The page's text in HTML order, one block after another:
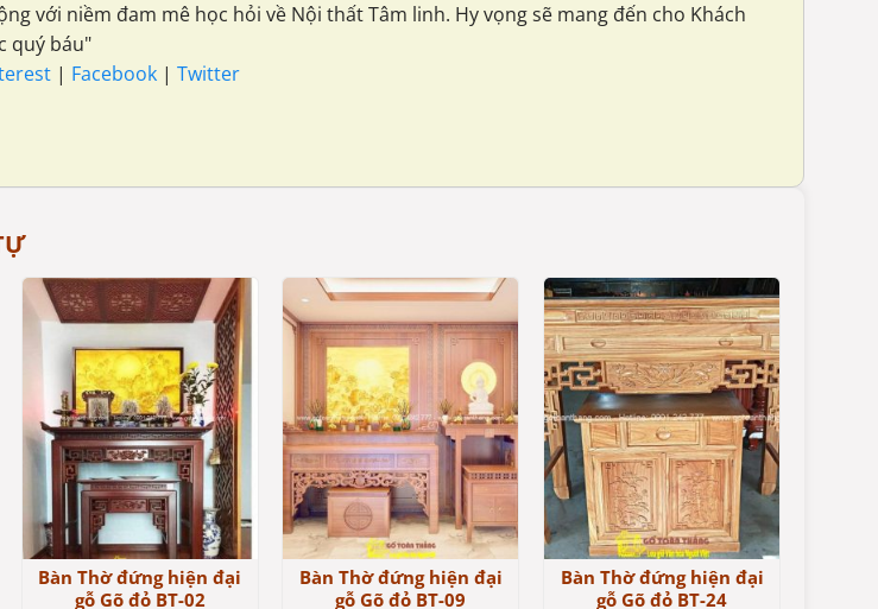
với niềm đam mê học hỏi về Nội thất Tâm linh. Hy vọng sẽ mang đến cho Khách
quý báu"
| Facebook | Twitter
Bàn Thờ đứng hiện đại
gỗ Gõ đỏ BT-02
Bàn Thờ đứng hiện đại
gỗ Gõ đỏ BT-09
Bàn Thờ đứng hiện đại
gỗ Gõ đỏ BT-24